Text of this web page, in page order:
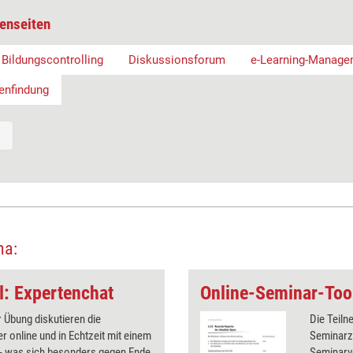
Bildungscontrolling Diskussionsforum e-Learning-
Expertenchat
Übung diskutieren die
online und in Echtzeit mit einem
Die